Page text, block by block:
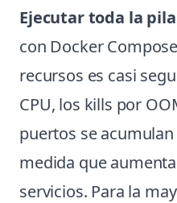
Ejecutar toda la
con Docker
recursos es casi
CPU, los kills por
puertos se
medida que
servicios. Para la